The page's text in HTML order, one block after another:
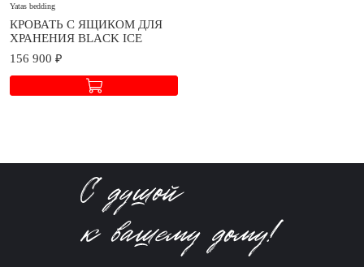
Yatas bedding
КРОВАТЬ С ЯЩИКОМ ДЛЯ
ХРАНЕНИЯ BLACK ICE
156 900 ₽